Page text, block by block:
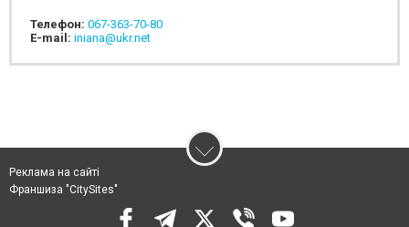
Телефон: 067-363-70-80
E-mail: iniana@ukr.net
Реклама на сайті
Франшиза "CitySites"